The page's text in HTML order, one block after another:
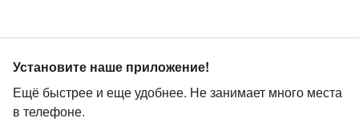
Установите наше приложение!
Ещё быстрее и еще удобнее. Не занимает много места
в телефоне.